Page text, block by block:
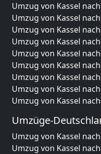
Umzug von Kassel
Umzug von Kassel
Umzug von Kassel
Umzug von Kassel
Umzug von Kassel
Umzug von Kassel
Umzug von Kassel
Umzug von Kassel
Umzug von Kassel
Umzüge-
Umzug von Kassel
Umzug von Kassel